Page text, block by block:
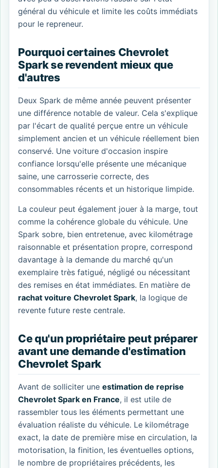
général du véhicule et limite les coûts immédiats
pour le repreneur.
Pourquoi certaines Chevrolet
Spark se revendent mieux que
d'autres
Deux Spark de même année peuvent présenter
une différence notable de valeur. Cela s'explique
par l'écart de qualité perçue entre un véhicule
simplement ancien et un véhicule réellement bien
conservé. Une voiture d'occasion inspire
confiance lorsqu'elle présente une mécanique
saine, une carrosserie correcte, des
consommables récents et un historique limpide.
La couleur peut également jouer à la marge, tout
comme la cohérence globale du véhicule. Une
Spark sobre, bien entretenue, avec kilométrage
raisonnable et présentation propre, correspond
davantage à la demande du marché qu'un
exemplaire très fatigué, négligé ou nécessitant
des remises en état immédiates. En matière de
rachat voiture Chevrolet Spark, la logique de
revente future reste centrale.
Ce qu'un propriétaire peut préparer
avant une demande d'estimation
Chevrolet Spark
Avant de solliciter une estimation de reprise
Chevrolet Spark en France, il est utile de
rassembler tous les éléments permettant une
évaluation réaliste du véhicule. Le kilométrage
exact, la date de première mise en circulation, la
motorisation, la finition, les éventuelles options,
le nombre de propriétaires précédents, les